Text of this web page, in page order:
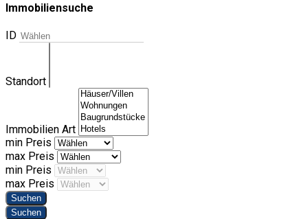
Immobiliensuche
ID
Standort
Immobilien Art
min Preis
max Preis
min Preis
max Preis